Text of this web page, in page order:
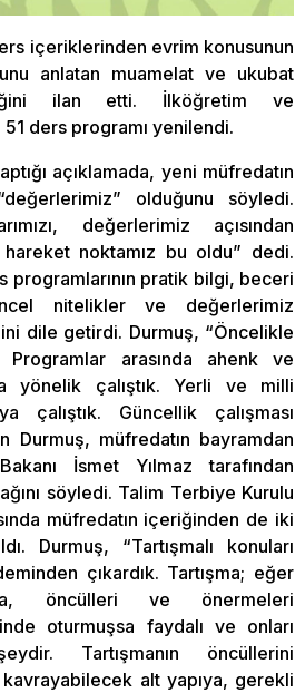
içeriklerinden evrim konusunun
anlatan muamelat ve ukubat
ilan etti. İlköğretim ve
ders programı yenilendi.
açıklamada, yeni müfredatın
olduğunu söyledi.
değerlerimiz açısından
noktamız bu oldu” dedi.
programlarının pratik bilgi, beceri
nitelikler ve değerlerimiz
dile getirdi. Durmuş, “Öncelikle
Programlar arasında ahenk ve
yönelik çalıştık. Yerli ve milli
çalıştık. Güncellik çalışması
Durmuş, müfredatın bayramdan
İsmet Yılmaz tarafından
söyledi. Talim Terbiye Kurulu
müfredatın içeriğinden de iki
Durmuş, “Tartışmalı konuları
çıkardık. Tartışma; eğer
öncülleri ve önermeleri
oturmuşsa faydalı ve onları
Tartışmanın öncüllerini
alt yapıya, gerekli